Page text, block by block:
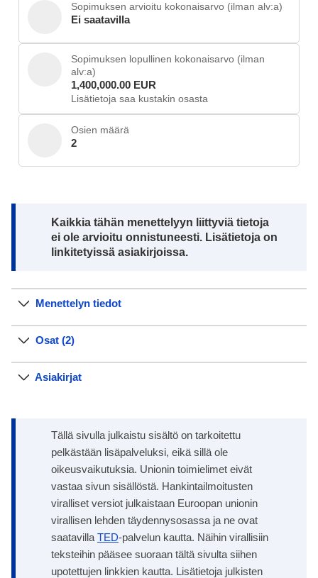
Sopimuksen arvioitu kokonaisarvo (ilman alv:a)
Ei saatavilla
Sopimuksen lopullinen kokonaisarvo (ilman
alv:a)
1,400,000.00 EUR
Lisätietoja saa kustakin osasta
Osien määrä
2
Note:
Kaikkia tähän menettelyyn liittyviä tietoja
ei ole arvioitu onnistuneesti. Lisätietoja on
linkitetyissä asiakirjoissa.
Menettelyn tiedot
Osat (2)
Asiakirjat
Tällä sivulla julkaistu sisältö on tarkoitettu
pelkästään lisäpalveluksi, eikä sillä ole
oikeusvaikutuksia. Unionin toimielimet eivät
vastaa sivun sisällöstä. Hankintailmoitusten
viralliset versiot julkaistaan Euroopan unionin
virallisen lehden täydennysosassa ja ne ovat
saatavilla TED-palvelun kautta. Näihin virallisiin
teksteihin pääsee suoraan tältä sivulta siihen
upotettujen linkkien kautta. Lisätietoja julkisten